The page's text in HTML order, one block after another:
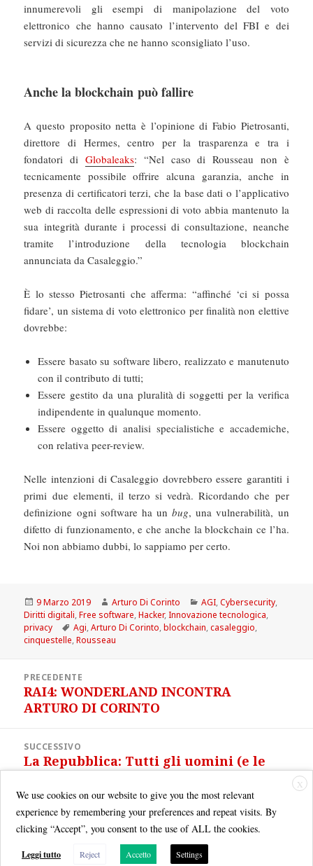
innumerevoli gli esempi di manipolazione del voto
elettronico che hanno causato l’intervento del FBI e dei
servizi di sicurezza che ne hanno sconsigliato l’uso.
Anche la blockchain può fallire
A questo proposito netta è l’opinione di Fabio Pietrosanti,
direttore di Hermes, centro per la trasparenza e tra i
fondatori di Globaleaks: “Nel caso di Rousseau non è
tecnicamente possibile offrire alcuna garanzia, anche in
presenza di certificatori terzi, che la base dati o l’applicativo
web di raccolta delle espressioni di voto abbia mantenuto la
sua integrità durante i processi di consultazione, neanche
tramite l’introduzione della tecnologia blockchain
annunciata da Casaleggio.”
È lo stesso Pietrosanti che afferma: “affinché ‘ci si possa
fidare’, un sistema di voto elettronico per finalità non elettive
dovrebbe:
Essere basato su software libero, realizzato e manutenuto
con il contributo di tutti;
Essere gestito da una pluralità di soggetti per la verifica
indipendente in qualunque momento.
Essere oggetto di analisi specialistiche e accademiche,
con relativa peer-review.
Nelle intenzioni di Casaleggio dovrebbero essere garantiti i
primi due elementi, il terzo si vedrà. Ricordando che per
definizione ogni software ha unbug, una vulnerabilità, un
difetto di funzionamento, e che anche la blockchain ce l’ha.
Noi non abbiamo dubbi, lo sappiamo per certo.
Scritto
il
9 Marzo 2019 Autore
Arturo Di Corinto Categorie
AGI,Cybersecurity,
Diritti digitali,Free software,Hacker,Innovazione tecnologica,
privacy
Tag
Agi,Arturo Di Corinto,blockchain,casaleggio,
cinquestelle,Rousseau
articoliPRECEDENTE
Articolo
precedente:
RAI4: WONDERLAND INCONTRA
ARTURO DI CORINTO
SUCCESSIVO
Articolo
La Repubblica: Tutti gli uomini (e le
X
We use cookies on our website to give you the most relevant
experience by remembering your preferences and repeat visits. By
clicking “Accept”, you consent to the use of ALL the cookies.
Leggi tutto Reject Accetto Settings